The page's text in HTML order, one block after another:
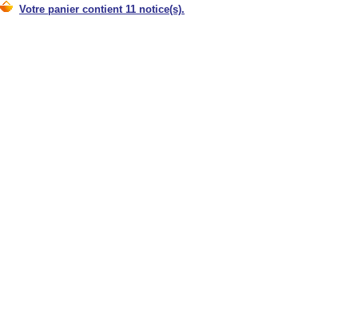
Votre panier contient 11 notice(s).